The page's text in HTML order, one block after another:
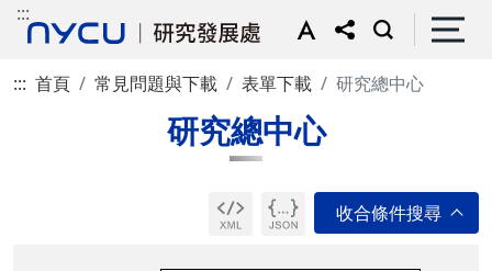
:::
::: 首頁 常見問題與下載 表單下載 研究總中心
研究總中心